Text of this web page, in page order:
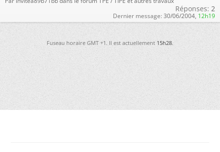
Réponses: 2
Dernier message: 30/06/2004, 12h19
Fuseau horaire GMT +1. Il est actuellement15h28.